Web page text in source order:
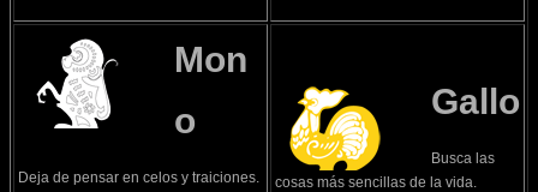
Mon
o
Deja de pensar en celos y traiciones.
Gallo
Busca las
cosas más sencillas de la vida.